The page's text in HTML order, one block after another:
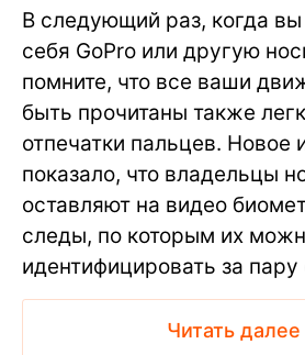
В следующий раз, когда вы
себя GoPro или другую
помните, что все ваши
быть прочитаны также
отпечатки пальцев. Новое
показало, что владельцы
оставляют на видео
следы, по которым их
идентифицировать за пару
Читать далее